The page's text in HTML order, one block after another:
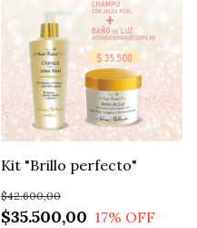
Kit "Brillo perfecto"
$35.500,00
$42.600,00
17% OFF